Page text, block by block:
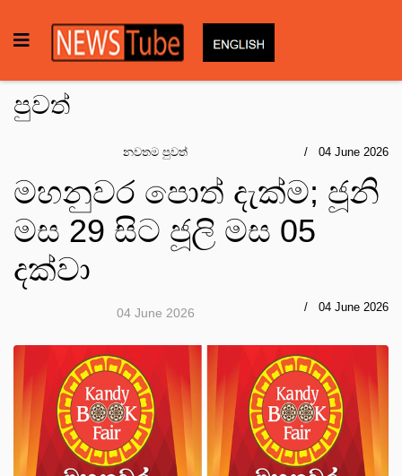
පුවත්
නවතම පුවත් 04 June 2026
මහනුවර පොත් දැක්ම; ජූනි
මස 29 සිට ජූලි මස 05
දක්වා
04 June 2026 04 June 2026